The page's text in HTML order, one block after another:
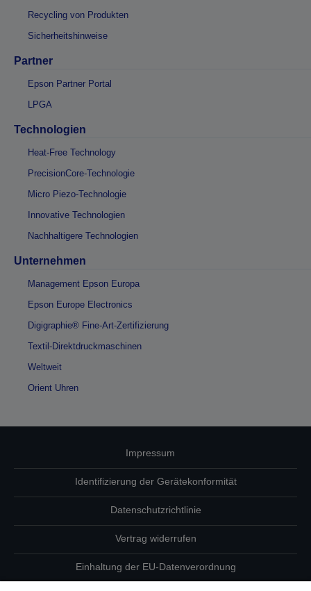
Recycling von Produkten
Sicherheitshinweise
Partner
Epson Partner Portal
LPGA
Technologien
Heat-Free Technology
PrecisionCore-Technologie
Micro Piezo-Technologie
Innovative Technologien
Nachhaltigere Technologien
Unternehmen
Management Epson Europa
Epson Europe Electronics
Digigraphie® Fine-Art-Zertifizierung
Textil-Direktdruckmaschinen
Weltweit
Orient Uhren
Impressum
Identifizierung der Gerätekonformität
Datenschutzrichtlinie
Vertrag widerrufen
Einhaltung der EU-Datenverordnung